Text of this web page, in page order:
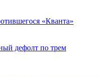
«Кванта»
дефолт по трем